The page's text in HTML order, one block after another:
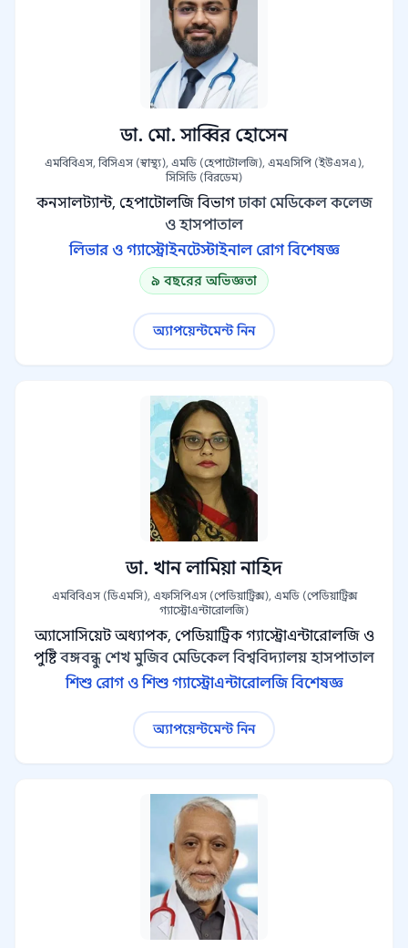
ডা. মো. সাব্বির হোসেন
এমবিবিএস, বিসিএস (স্বাস্থ্য), এমডি (হেপাটোলজি), এমএসিপি (ইউএসএ),
সিসিডি (বিরডেম)
কনসালট্যান্ট, হেপাটোলজি বিভাগ ঢাকা মেডিকেল কলেজ
ও হাসপাতাল
লিভার ও গ্যাস্ট্রোইনটেস্টাইনাল রোগ বিশেষজ্ঞ
৯ বছরের অভিজ্ঞতা
অ্যাপয়েন্টমেন্ট নিন
ডা. খান লামিয়া নাহিদ
এমবিবিএস (ডিএমসি), এফসিপিএস (পেডিয়াট্রিক্স), এমডি (পেডিয়াট্রিক্স
গ্যাস্ট্রোএন্টারোলজি)
অ্যাসোসিয়েট অধ্যাপক, পেডিয়াট্রিক গ্যাস্ট্রোএন্টারোলজি ও
পুষ্টি বঙ্গবন্ধু শেখ মুজিব মেডিকেল বিশ্ববিদ্যালয় হাসপাতাল
শিশু রোগ ও শিশু গ্যাস্ট্রোএন্টারোলজি বিশেষজ্ঞ
অ্যাপয়েন্টমেন্ট নিন